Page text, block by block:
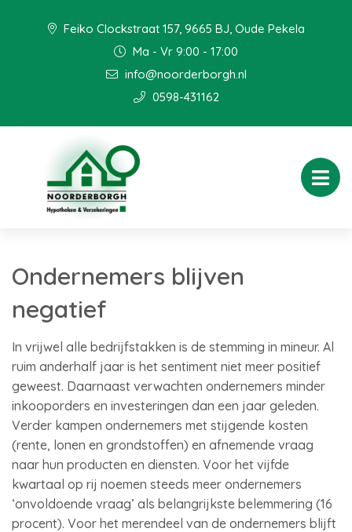
Feiko Clockstraat 157, 9665 BJ, Oude Pekela
Ma - Vr 9:00 - 17:00
info@noorderborgh.nl
0598-431162
Ondernemers blijven
negatief
In vrijwel alle bedrijfstakken is de stemming in mineur. Al
ruim anderhalf jaar is het sentiment niet meer positief
geweest. Daarnaast verwachten ondernemers minder
inkooporders en investeringen dan een jaar geleden.
Verder kampen ondernemers met stijgende kosten
(rente, lonen en grondstoffen) en afnemende vraag
naar hun producten en diensten. Voor het vijfde
kwartaal op rij noemen steeds meer ondernemers
‘onvoldoende vraag’ als belangrijkste belemmering (16
procent). Voor het merendeel van de ondernemers blijft